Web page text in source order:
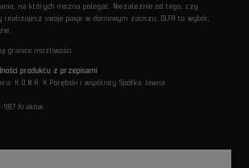
na których można polegać. Niezależnie od tego, czy
swoje pasje w domowym zaciszu, OLFA to wybór,
granice możliwości.
produktu z przepisami
K.O.M.A. K.Porębski i wspólnicy Spółka Jawna
987 Kraków